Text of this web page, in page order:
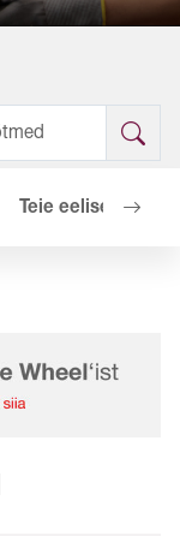
Teie eelised